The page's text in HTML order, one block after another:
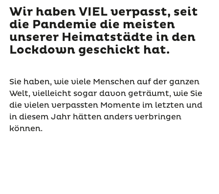
Wir haben VIEL verpasst, seit
die Pandemie die meisten
unserer Heimatstädte in den
Lockdown geschickt hat.
Sie haben, wie viele Menschen auf der ganzen
Welt, vielleicht sogar davon geträumt, wie Sie
die vielen verpassten Momente im letzten und
in diesem Jahr hätten anders verbringen
können.